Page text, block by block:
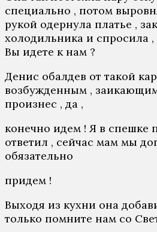
специально , потом
рукой одернула платье ,
холодильника и спросила ,
Вы идете к нам ?
Денис обалдев от такой
возбужденным ,
произнес , да ,
конечно идем ! Я в спешке
ответил , сейчас мам мы
обязательно
придем !
Выходя из кухни она
только помните нам со